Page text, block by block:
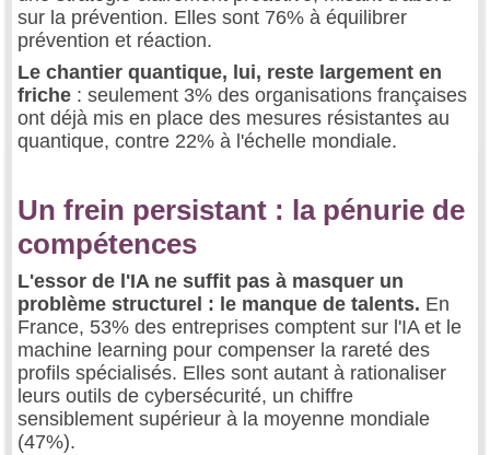
sur la prévention. Elles sont 76% à équilibrer
prévention et réaction.
Le chantier quantique, lui, reste largement en
friche : seulement 3% des organisations françaises
ont déjà mis en place des mesures résistantes au
quantique, contre 22% à l'échelle mondiale.
Un frein persistant : la pénurie de
compétences
L'essor de l'IA ne suffit pas à masquer un
problème structurel : le manque de talents. En
France, 53% des entreprises comptent sur l'IA et le
machine learning pour compenser la rareté des
profils spécialisés. Elles sont autant à rationaliser
leurs outils de cybersécurité, un chiffre
sensiblement supérieur à la moyenne mondiale
(47%).